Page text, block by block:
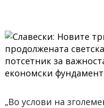
„Во услови на